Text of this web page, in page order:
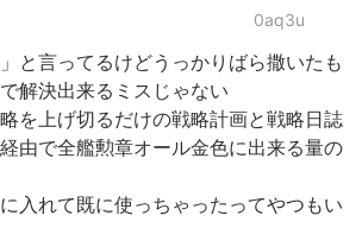
0aq3u
と言ってるけどうっかりばら撒いたも
解決出来るミスじゃない
を上げ切るだけの戦略計画と戦略日誌
由で全艦勲章オール金色に出来る量の
入れて既に使っちゃったってやつもい